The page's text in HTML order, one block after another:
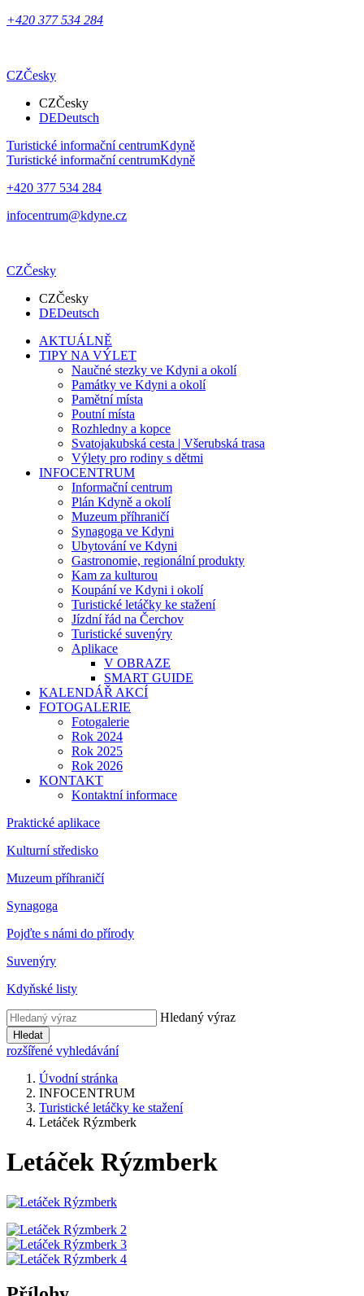
+420 377 534 284
CZČesky
CZČesky
DEDeutsch
Turistické informační centrumKdyně
Turistické informační centrumKdyně
+420 377 534 284
infocentrum@kdyne.cz
CZČesky
CZČesky
DEDeutsch
AKTUÁLNĚ
TIPY NA VÝLET
Naučné stezky ve Kdyni a okolí
Památky ve Kdyni a okolí
Pamětní místa
Poutní místa
Rozhledny a kopce
Svatojakubská cesta | Všerubská trasa
Výlety pro rodiny s dětmi
INFOCENTRUM
Informační centrum
Plán Kdyně a okolí
Muzeum příhraničí
Synagoga ve Kdyni
Ubytování ve Kdyni
Gastronomie, regionální produkty
Kam za kulturou
Koupání ve Kdyni i okolí
Turistické letáčky ke stažení
Jízdní řád na Čerchov
Turistické suvenýry
Aplikace
V OBRAZE
SMART GUIDE
KALENDÁŘ AKCÍ
FOTOGALERIE
Fotogalerie
Rok 2024
Rok 2025
Rok 2026
KONTAKT
Kontaktní informace
Praktické aplikace
Kulturní středisko
Muzeum příhraničí
Synagoga
Pojďte s námi do přírody
Suvenýry
Kdyňské listy
Hledaný výraz
Hledat
rozšířené vyhledávání
Úvodní stránka
INFOCENTRUM
Turistické letáčky ke stažení
Letáček Rýzmberk
Letáček Rýzmberk